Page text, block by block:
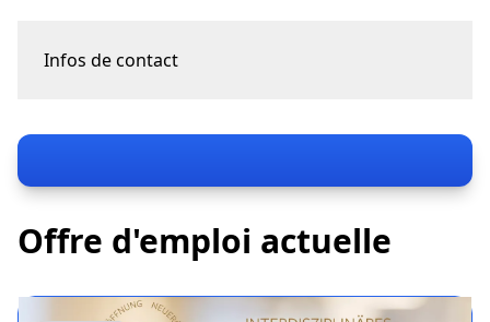
Infos de contact
8001 Zürich
+41 44 710 71 00
Offre d'emploi actuelle